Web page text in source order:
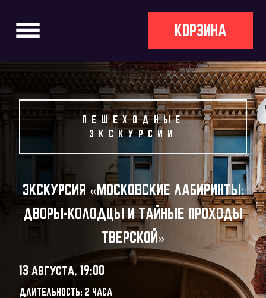
КОРЗИНА
ПЕШЕХОДНЫЕ
ЭКСКУРСИИ
ЭКСКУРСИЯ «МОСКОВСКИЕ ЛАБИРИНТЫ:
ДВОРЫ-КОЛОДЦЫ И ТАЙНЫЕ ПРОХОДЫ
ТВЕРСКОЙ»
13 августа, 19:00
ДЛИТЕЛЬНОСТЬ: 2 ЧАСА